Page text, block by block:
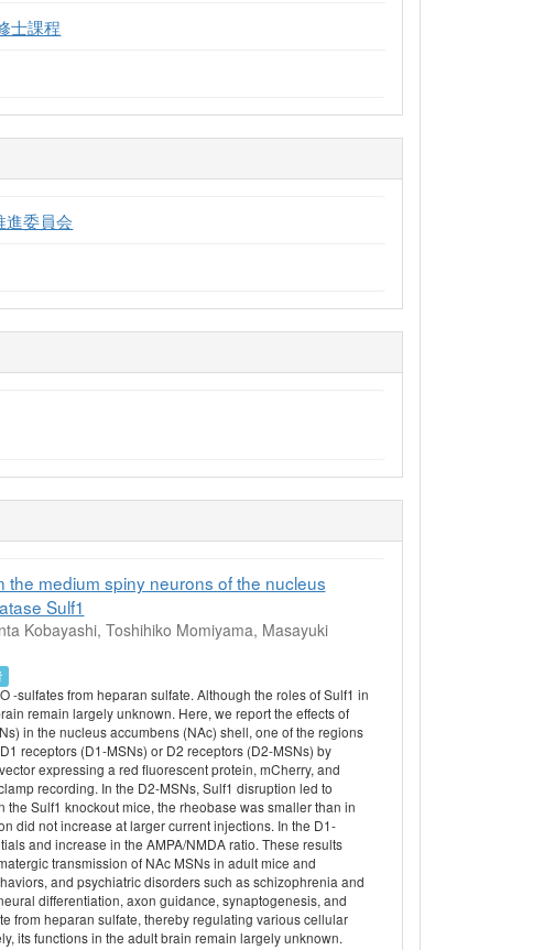
士課程
進委員会
medium spiny neurons of the nucleus
Sulf1
Kobayashi, Toshihiko Momiyama, Masayuki
sulfates from heparan sulfate. Although the roles of Sulf1 in
remain largely unknown. Here, we report the effects of
in the nucleus accumbens (NAc) shell, one of the regions
receptors (D1-MSNs) or D2 receptors (D2-MSNs) by
expressing a red fluorescent protein, mCherry, and
recording. In the D2-MSNs, Sulf1 disruption led to
Sulf1 knockout mice, the rheobase was smaller than in
did not increase at larger current injections. In the D1-
and increase in the AMPA/NMDA ratio. These results
transmission of NAc MSNs in adult mice and
and psychiatric disorders such as schizophrenia and
differentiation, axon guidance, synaptogenesis, and
from heparan sulfate, thereby regulating various cellular
its functions in the adult brain remain largely unknown.